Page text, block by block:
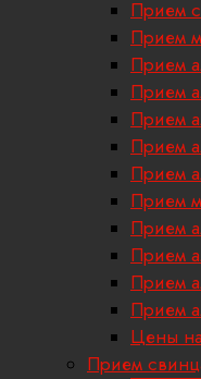
Прием
Прием
Прием
Прием
Прием
Прием
Прием
Прием
Прием
Прием
Прием
Прием
Цены
Прием